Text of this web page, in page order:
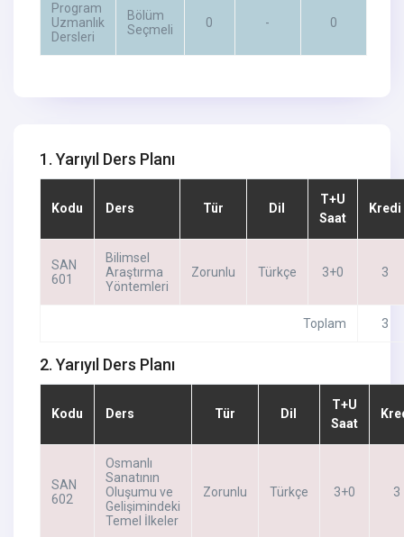
Program
Uzmanlık
Dersleri
Bölüm
Seçmeli
0 - 0
1. Yarıyıl Ders Planı
Kodu Ders Tür Dil
T+U
Saat
Kredi
SAN
601
Bilimsel
Araştırma
Yöntemleri
Zorunlu Türkçe 3+0 3
Toplam 3
2. Yarıyıl Ders Planı
Kodu Ders Tür Dil
T+U
Saat
SAN
602
Osmanlı
Sanatının
Oluşumu ve
Gelişimindeki
Temel İlkeler
Zorunlu Türkçe 3+0 3